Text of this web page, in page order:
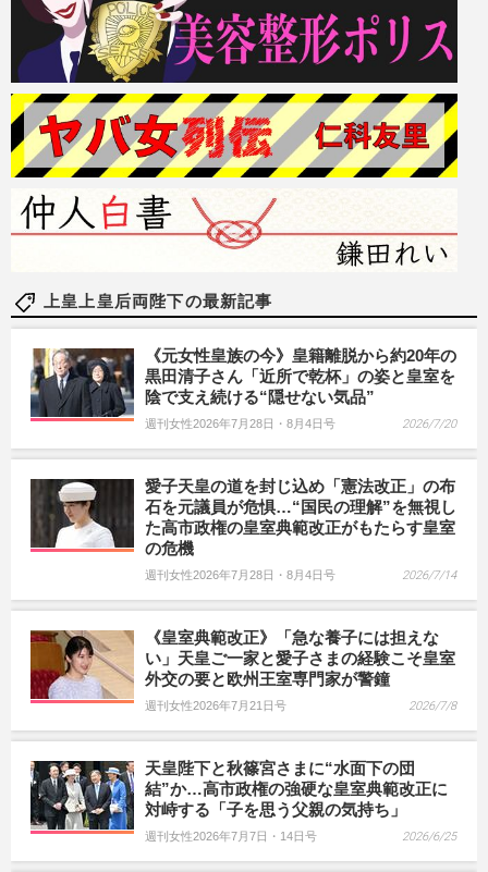
上皇上皇后両陛下の最新記事
《元女性皇族の今》皇籍離脱から約20年の
黒田清子さん「近所で乾杯」の姿と皇室を
陰で支え続ける“隠せない気品”
週刊女性2026年7月28日・8月4日号 2026/7/20
愛子天皇の道を封じ込め「憲法改正」の布
石を元議員が危惧…“国民の理解”を無視し
た高市政権の皇室典範改正がもたらす皇室
の危機
週刊女性2026年7月28日・8月4日号 2026/7/14
《皇室典範改正》「急な養子には担えな
い」天皇ご一家と愛子さまの経験こそ皇室
外交の要と欧州王室専門家が警鐘
週刊女性2026年7月21日号 2026/7/8
天皇陛下と秋篠宮さまに“水面下の団
結”か…高市政権の強硬な皇室典範改正に
対峙する「子を思う父親の気持ち」
週刊女性2026年7月7日・14日号 2026/6/25